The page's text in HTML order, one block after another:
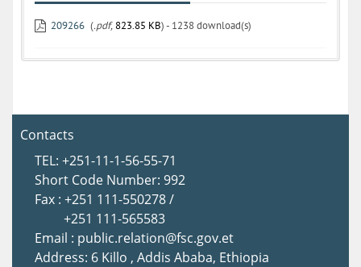
209266 (.pdf, 823.85 KB) - 1238 download(s)
Contacts
TEL: +251-11-1-56-55-71
Short Code Number: 992
Fax : +251 111-550278 /
+251 111-565583
Email : public.relation@fsc.gov.et
Address: 6 Killo , Addis Ababa, Ethiopia